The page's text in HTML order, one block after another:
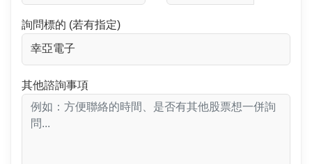
詢問標的 (若有指定)
其他諮詢事項